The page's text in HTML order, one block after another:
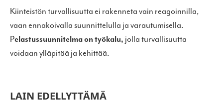
Kiinteistön turvallisuutta ei rakenneta vain reagoinnilla,
vaan ennakoivalla suunnittelulla ja varautumisella.
Pelastussuunnitelma on työkalu, jolla turvallisuutta
voidaan ylläpitää ja kehittää.
LAIN EDELLYTTÄMÄ